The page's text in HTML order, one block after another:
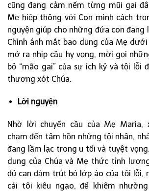
cũng đang cảm nếm từng mũi gai
Mẹ hiệp thông với Con mình cách
nguyện giúp cho những đứa con đang
Chính ánh mắt bao dung của Mẹ dưới
mở ra nhịp cầu hy vọng, mời gọi
bỏ “mão gai” của sự ích kỷ và tội lỗi
thương xót Chúa.
Lời nguyện
Nhờ lời chuyển cầu của Mẹ Maria,
chạm đến tâm hồn những tội nhân,
đang lầm lạc trong u tối và tuyệt
dung của Chúa và Mẹ thức tỉnh
đủ can đảm trút bỏ lớp áo của tội lỗi,
cái tôi kiêu ngạo, để khiêm